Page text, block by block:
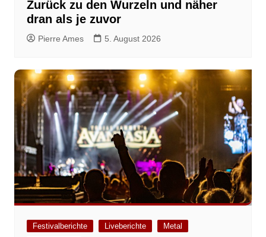
Zurück zu den Wurzeln und näher
dran als je zuvor
Pierre Ames 5. August 2026
Festivalberichte Liveberichte
Metal